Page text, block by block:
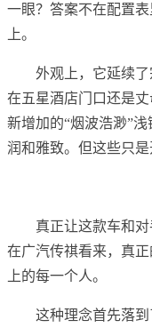
一眼？答案不在配置
上。
外观上，它延续
在五星酒店门口还是
新增加的“烟波浩渺”
润和雅致。但这些只是
真正让这款车和对
在广汽传祺看来，真
上的每一个人。
这种理念首先落